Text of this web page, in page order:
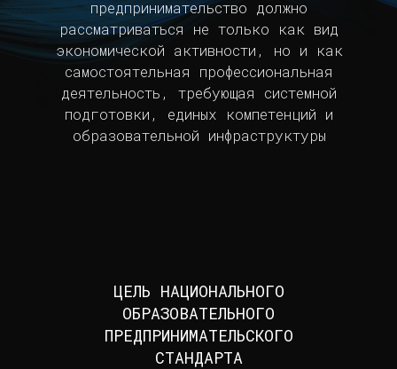
предпринимательство должно
рассматриваться не только как вид
экономической активности, но и как
самостоятельная профессиональная
деятельность, требующая системной
подготовки, единых компетенций и
образовательной инфраструктуры
ЦЕЛЬ НАЦИОНАЛЬНОГО
ОБРАЗОВАТЕЛЬНОГО
ПРЕДПРИНИМАТЕЛЬСКОГО
СТАНДАРТА